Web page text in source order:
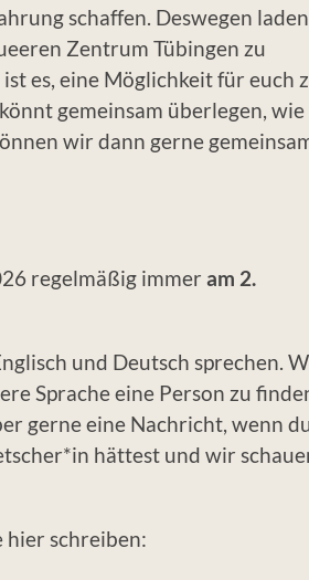
schaffen. Deswegen laden
Zentrum Tübingen zu
es, eine Möglichkeit für euch
gemeinsam überlegen, wie
wir dann gerne
regelmäßig immer am 2.
und Deutsch sprechen.
Sprache eine Person zu
gerne eine Nachricht, wenn
hättest und wir
hier schreiben: